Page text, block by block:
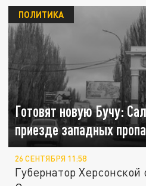
Готовят новую Бучу:
приезде западных
ПОЛИТИКА
26 СЕНТЯБРЯ 11:58
Губернатор